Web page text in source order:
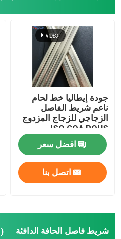
بار بوتيل فاصل
نوافذ الجورجية بار
شريط بوتيل مانع التسرب
وسادة الفلين
جودة إيطاليا خط لحام
ناعم شريط الفاصل
الزجاجي للزجاج المزدوج
ISO COA ROHS
افضل سعر
اتصل بنا
شريط فاصل الحافة الدافئة (31)